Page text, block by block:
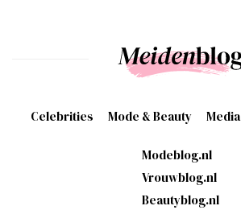
Celebrities Mode & Beauty Media
Modeblog.nl
Vrouwblog.nl
Beautyblog.nl